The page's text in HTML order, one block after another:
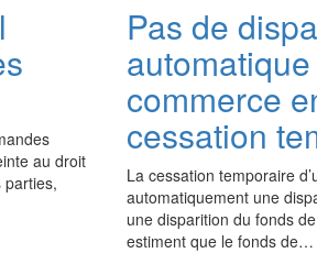
au droit
parties,
Pas de
commerce
cessation
La cessation temporaire
automatiquement une
une disparition du fonds
estiment que le fonds de…